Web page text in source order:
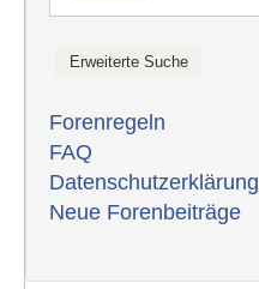
Forenregeln
FAQ
Datenschutzerklärung
Neue Forenbeiträge